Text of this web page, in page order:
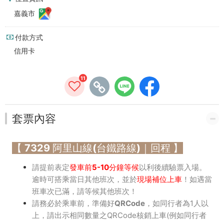
(阿
里
山-
火
車
站)
【全
票/
嘉義市
付款方式
信用卡
11
套票內容
【 7329 阿里山線(台鐵路線)｜回程 】
請提前表定發車前5-10分鐘等候以利後續驗票入場。
逾時可搭乘當日其他班次 ，並於現場補位上車 ！如遇當
班車次已滿，請等候其他班次！
請務必於乘車前，準備好QRCode ，如同行者為1人以
上，請出示相同數量之QRCode核銷上車(例如同行者